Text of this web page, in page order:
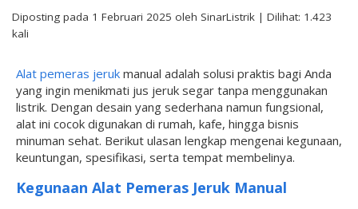
Diposting pada 1 Februari 2025 oleh SinarListrik | Dilihat: 1.423
kali
Alat pemeras jeruk manual adalah solusi praktis bagi Anda
yang ingin menikmati jus jeruk segar tanpa menggunakan
listrik. Dengan desain yang sederhana namun fungsional,
alat ini cocok digunakan di rumah, kafe, hingga bisnis
minuman sehat. Berikut ulasan lengkap mengenai kegunaan,
keuntungan, spesifikasi, serta tempat membelinya.
Kegunaan Alat Pemeras Jeruk Manual